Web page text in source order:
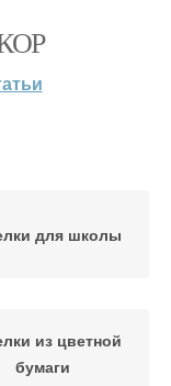
для школы
из цветной
бумаги